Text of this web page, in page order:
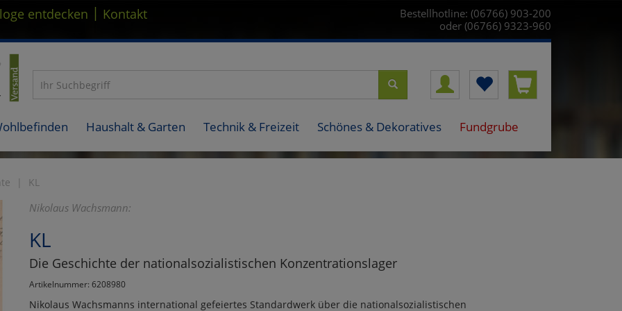
entdecken | Kontakt
Bestellhotline: (06766) 903-200
oder (06766) 9323-960
Haushalt & Garten Technik & Freizeit Schönes & Dekoratives Fundgrube
KL
Nikolaus Wachsmann:
KL
Die Geschichte der nationalsozialistischen Konzentrationslager
Artikelnummer: 6208980
Nikolaus Wachsmanns international gefeiertes Standardwerk über die nationalsozialistischen